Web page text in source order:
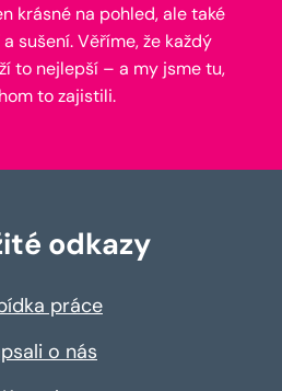
krásné na pohled, ale také
sušení. Věříme, že každý
to nejlepší – a my jsme tu,
to zajistili.
odkazy
práce
o nás